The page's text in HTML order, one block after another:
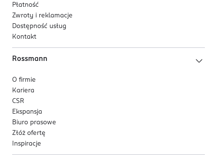
Płatność
Zwroty i reklamacje
Dostępność usług
Kontakt
Rossmann
O firmie
Kariera
CSR
Ekspansja
Biuro prasowe
Złóż ofertę
Inspiracje